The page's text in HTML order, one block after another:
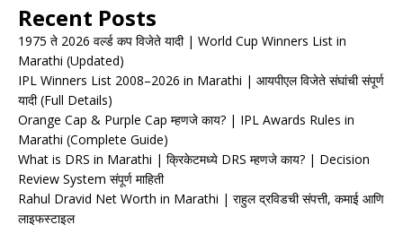
Recent Posts
1975 ते 2026 वर्ल्ड कप विजेते यादी | World Cup Winners List in
Marathi (Updated)
IPL Winners List 2008–2026 in Marathi | आयपीएल विजेते संघांची संपूर्ण
यादी (Full Details)
Orange Cap & Purple Cap म्हणजे काय? | IPL Awards Rules in
Marathi (Complete Guide)
What is DRS in Marathi | क्रिकेटमध्ये DRS म्हणजे काय? | Decision
Review System संपूर्ण माहिती
Rahul Dravid Net Worth in Marathi | राहुल द्रविडची संपत्ती, कमाई आणि
लाइफस्टाइल